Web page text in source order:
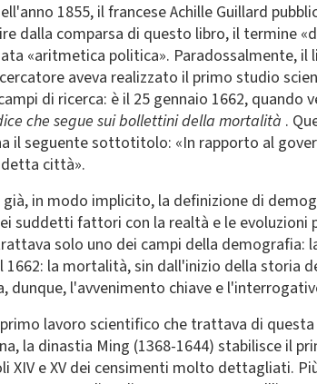
1855, il francese Achille Guillard
dalla comparsa di questo libro, il termine
«aritmetica politica». Paradossalmente, il
aveva realizzato il primo studio
di ricerca: è il 25 gennaio 1662,
che segue sui bollettini della mortalità .
il seguente sottotitolo: «In rapporto al
città».
in modo implicito, la definizione di
suddetti fattori con la realtà e le evoluzioni
solo uno dei campi della
la mortalità, sin dall'inizio della storia
l'avvenimento chiave e
lavoro scientifico che trattava di
la dinastia Ming (1368-1644) stabilisce il
XIV e XV dei censimenti molto dettagliati.